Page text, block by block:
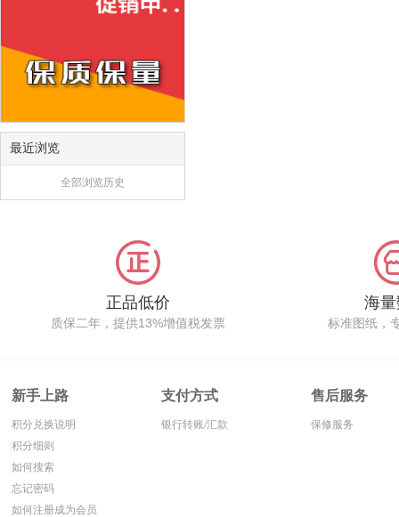
最近浏览
全部浏览历史
正品低价
质保二年，提供13%增值税发票
海
标准图纸，
新手上路
积分兑换说明
积分细则
如何搜索
忘记密码
如何注册成为会员
支付方式
银行转账/汇款
售后服务
保修服务